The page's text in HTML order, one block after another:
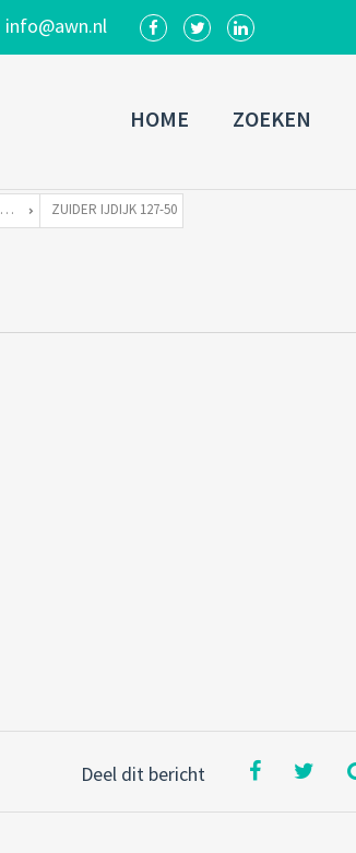
info@awn.nl
HOME ZOEKEN
ZUIDER IJDIJK 127 TE 1095 KN AMSTERDAM ZUIDER IJDIJK 127-50
Deel dit bericht